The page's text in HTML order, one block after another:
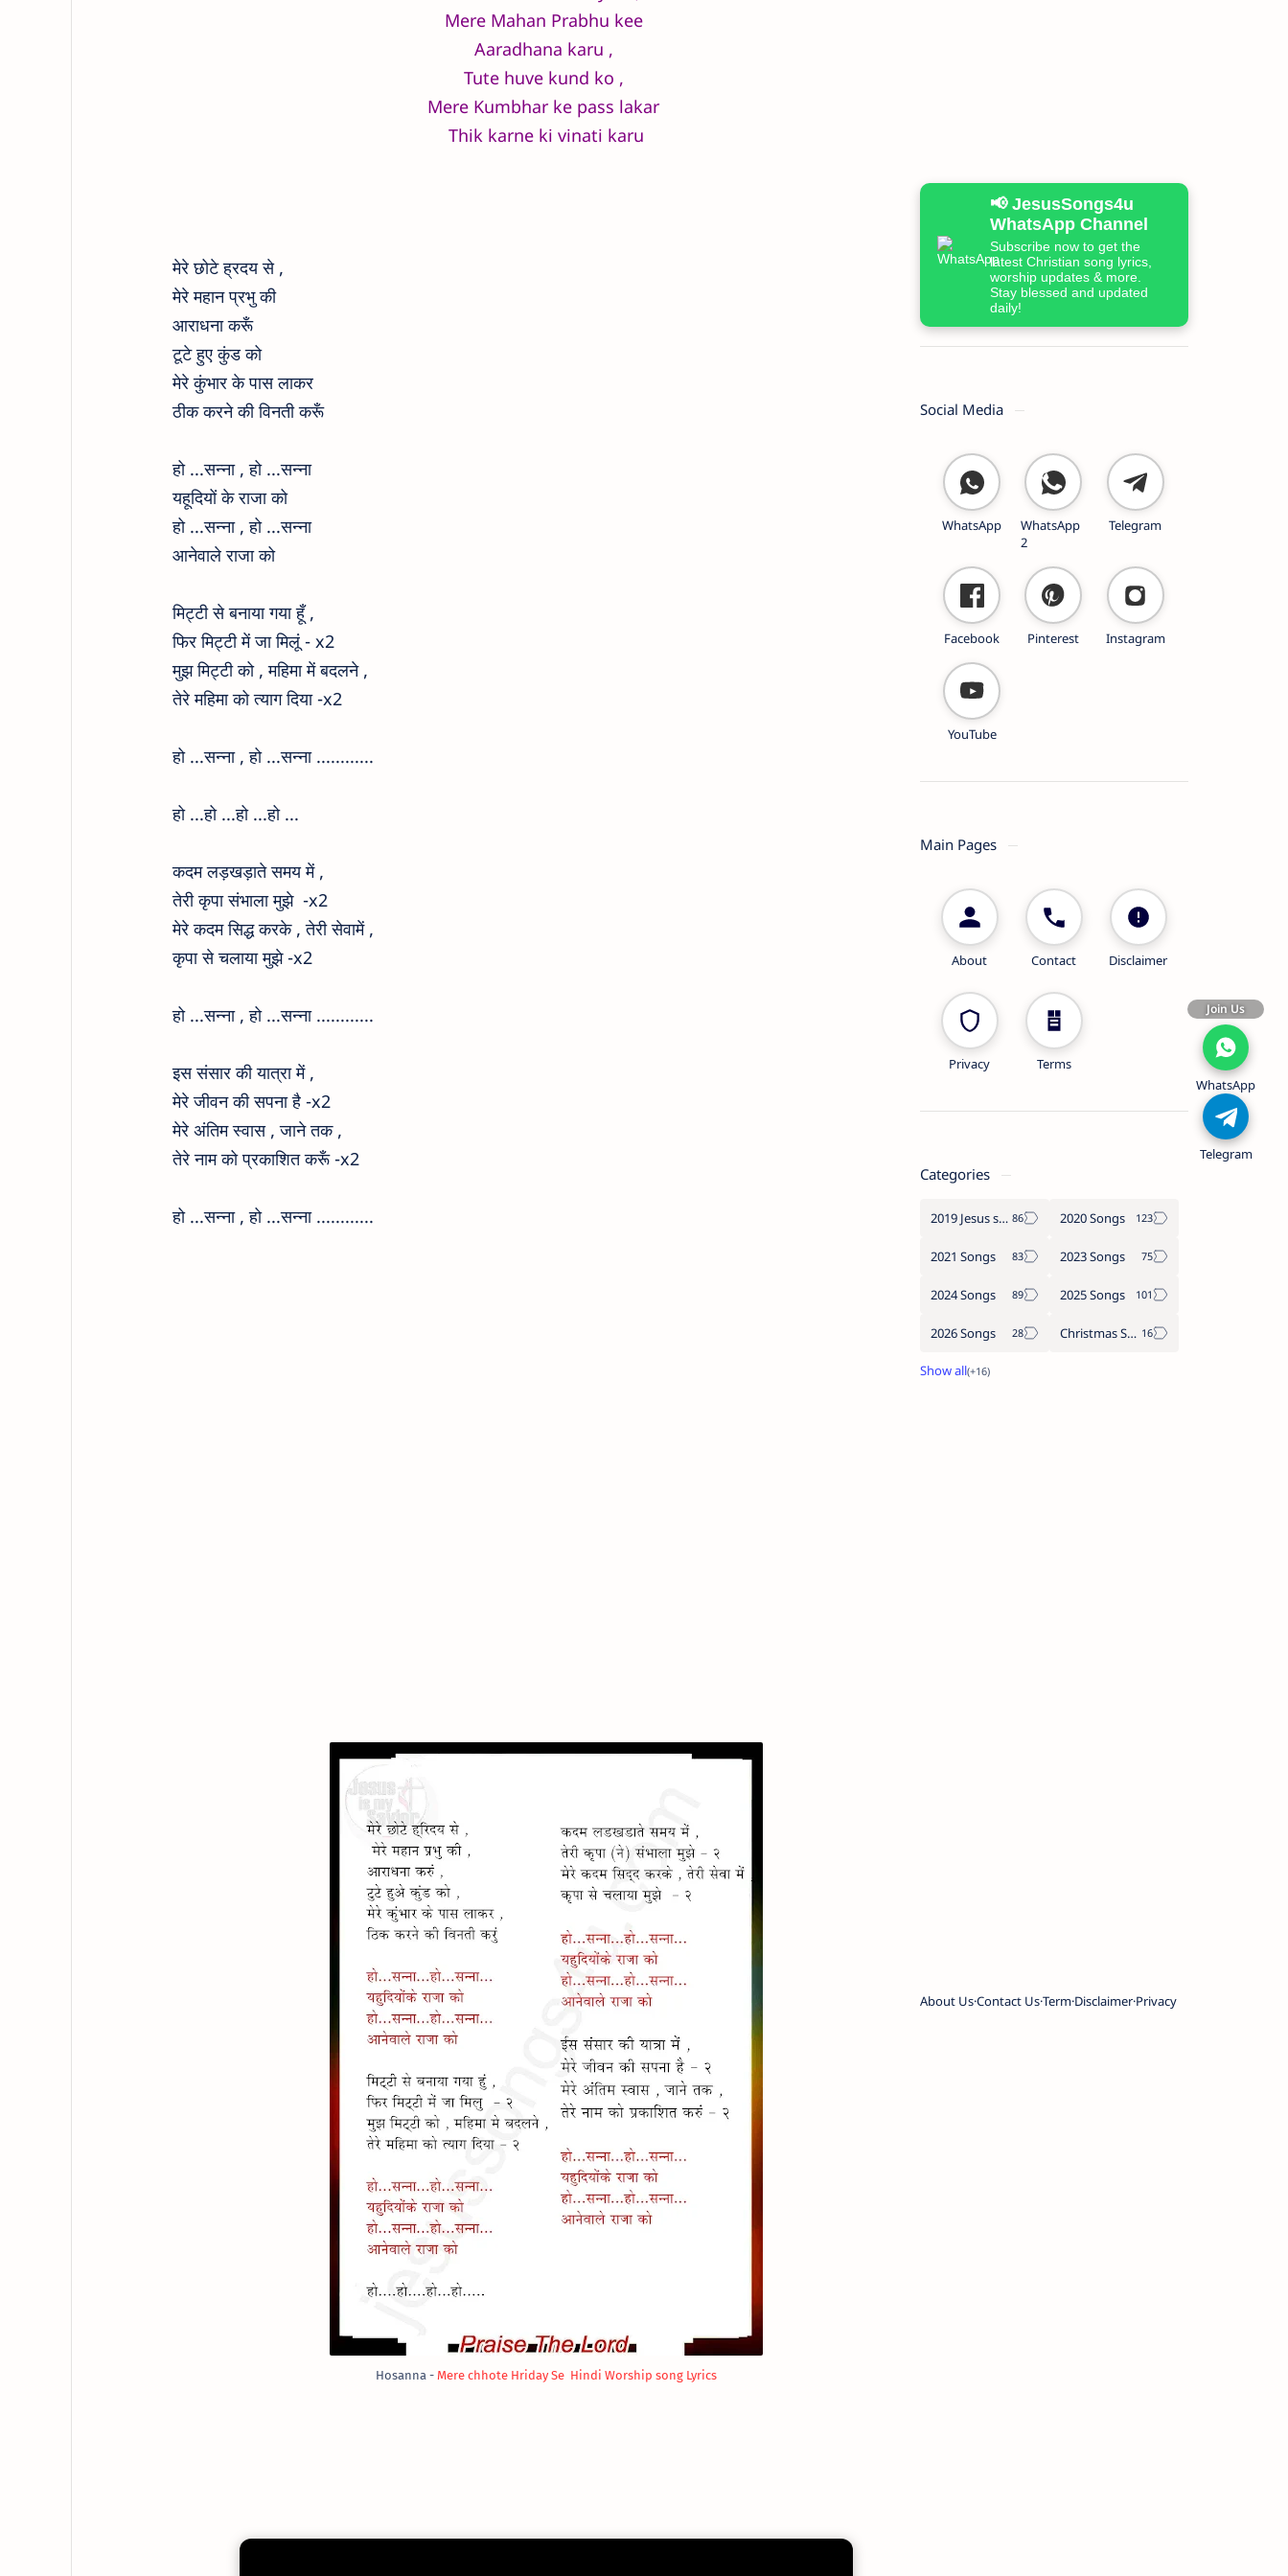
Mere Mahan Prabhu kee
Aaradhana karu ,
Tute huve kund ko ,
Mere Kumbhar ke pass lakar
Thik karne ki vinati karu
मेरे छोटे ह्रदय से ,
मेरे महान प्रभु की
आराधना करूँ
टूटे हुए कुंड को
मेरे कुंभार के पास लाकर
ठीक करने की विनती करूँ
हो ...सन्ना ,हो ...सन्ना
यहूदियों के राजा को
हो ...सन्ना ,हो ...सन्ना
आनेवाले राजा को
मिट्टी से बनाया गया हूँ ,
फिर मिट्टी में जा मिलूं - x2
मुझ मिट्टी को , महिमा में बदलने ,
तेरे महिमा को त्याग दिया -x2
हो ...सन्ना ,हो ...सन्ना ............
हो ...हो ...हो ...हो ...
कदम लड़खड़ाते समय में ,
तेरी कृपा संभाला मुझे -x2
मेरे कदम सिद्ध करके , तेरी सेवामें ,
कृपा से चलाया मुझे-x2
हो ...सन्ना ,हो ...सन्ना ............
इस संसार की यात्रा में ,
मेरे जीवन की सपना है -x2
मेरे अंतिम स्वास , जाने तक ,
तेरे नाम को प्रकाशित करूँ-x2
हो ...सन्ना ,हो ...सन्ना ............
Hosanna - Mere chhote Hriday Se Hindi Worship song Lyrics
Join Us
WhatsApp
Telegram
📢 JesusSongs4u
WhatsApp Channel
Subscribe now to get the
latest Christian song lyrics,
worship updates & more.
Stay blessed and updated
daily!
Social Media
WhatsApp
WhatsApp
2
Telegram
Facebook Pinterest Instagram
YouTube
Main Pages
About Contact Disclaimer
Privacy Terms
Categories
2019 Jesus songs 2020 Songs
2021 Songs 2023 Songs
2024 Songs 2025 Songs
2026 Songs Christmas Songs
About UsContact UsTermDisclaimerPrivacy